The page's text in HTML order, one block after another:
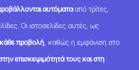
αυτόματααπό τρίτες,
Οι ιστοσελίδες αυτές, ως
προβολή , καθώς η εμφάνιση στο
επισκεψιμότητά τους και στη